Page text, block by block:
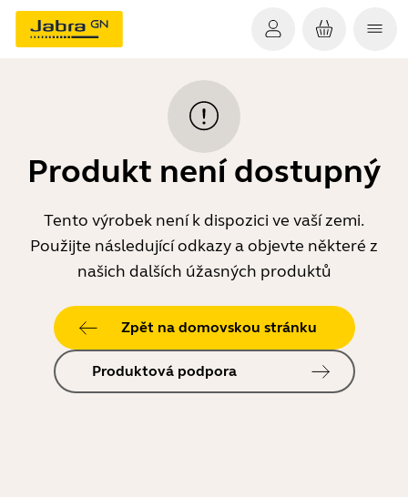
Produkt není dostupný
Tento výrobek není k dispozici ve vaší zemi.
Použijte následující odkazy a objevte některé z
našich dalších úžasných produktů
Zpět na domovskou stránku
Produktová podpora